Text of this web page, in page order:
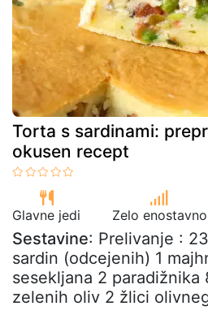
Torta s sardinami:
okusen recept
Glavne jedi Zelo enostavno
Sestavine: Prelivanje :
sardin (odcejenih) 1
sesekljana 2 paradižnika
zelenih oliv 2 žlici